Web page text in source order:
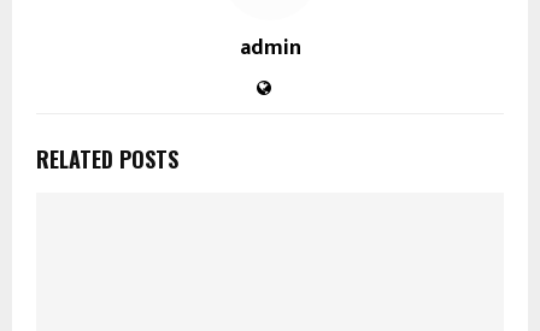
admin
RELATED POSTS